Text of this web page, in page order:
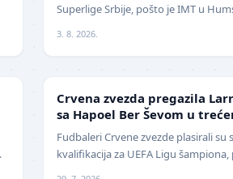
Superlige Srbije, pošto je IMT u
3. 8. 2026.
Crvena zvezda pregazila
sa Hapoel Ber Ševom u
kvalifikacija za Ligu šampiona
Fudbaleri Crvene zvezde plasirali su
kvalifikacija za UEFA Ligu